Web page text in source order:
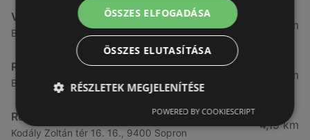
Vianni
Bánfalvi út 14., 9400 Sopron
3,57 km
Rossmann
Bánfalvi út 6-8., 9400 Sopron
3,83 km
Rossmann
Kodály Zoltán tér 16. 16., 9400 Sopron
4,19 km
ÖSSZES ELFOGADÁSA
ÖSSZES ELUTASÍTÁSA
RÉSZLETEK MEGJELENÍTÉSE
POWERED BY COOKIESCRIPT